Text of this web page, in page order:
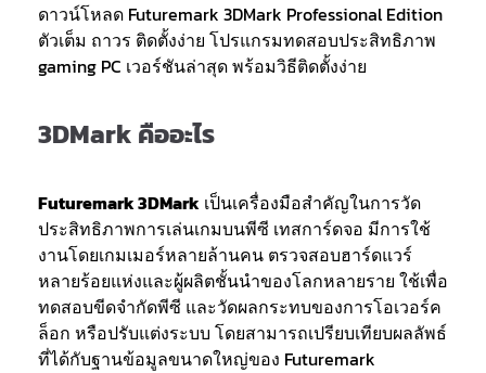
ดาวน์โหลด Futuremark 3DMark Professional Edition
ตัวเต็ม ถาวร ติดตั้งง่าย โปรแกรมทดสอบประสิทธิภาพ
gaming PC เวอร์ชันล่าสุด พร้อมวิธีติดตั้งง่าย
3DMark คืออะไร
Futuremark 3DMark เป็นเครื่องมือสำคัญในการวัด
ประสิทธิภาพการเล่นเกมบนพีซี เทสการ์ดจอ มีการใช้
งานโดยเกมเมอร์หลายล้านคน ตรวจสอบฮาร์ดแวร์
หลายร้อยแห่งและผู้ผลิตชั้นนำของโลกหลายราย ใช้เพื่อ
ทดสอบขีดจำกัดพีซี และวัดผลกระทบของการโอเวอร์ค
ล็อก หรือปรับแต่งระบบ โดยสามารถเปรียบเทียบผลลัพธ์
ที่ได้กับฐานข้อมูลขนาดใหญ่ของ Futuremark